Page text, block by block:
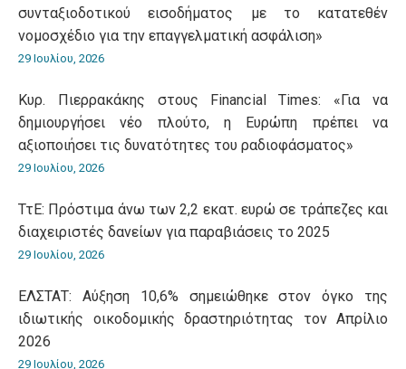
συνταξιοδοτικού εισοδήματος με το κατατεθέν
νομοσχέδιο για την επαγγελματική ασφάλιση»
29 Ιουλίου, 2026
Κυρ. Πιερρακάκης στους Financial Times: «Για να
δημιουργήσει νέο πλούτο, η Ευρώπη πρέπει να
αξιοποιήσει τις δυνατότητες του ραδιοφάσματος»
29 Ιουλίου, 2026
ΤτΕ: Πρόστιμα άνω των 2,2 εκατ. ευρώ σε τράπεζες και
διαχειριστές δανείων για παραβιάσεις το 2025
29 Ιουλίου, 2026
ΕΛΣΤΑΤ: Αύξηση 10,6% σημειώθηκε στον όγκο της
ιδιωτικής οικοδομικής δραστηριότητας τον Απρίλιο
2026
29 Ιουλίου, 2026